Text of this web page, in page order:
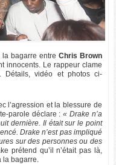
la bagarre entre Chris Brown
innocents. Le rappeur clame
Détails, vidéo et photos ci-
l’agression et la blessure de
parole déclare :« Drake n’a
dernière. Il était sur le point
Drake n’est pas impliqué
sur des personnes ou des
prétend qu’il n’était pas là,
la bagarre.